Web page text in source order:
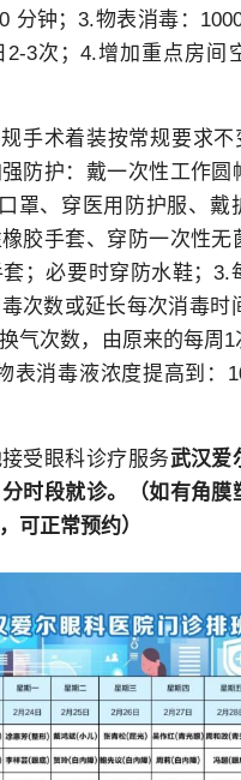
分钟；3.物表消毒：
3次；4.增加重点房间
手术着装按常规要求不
防护：戴一次性工作圆
罩、穿医用防护服、戴
胶手套、穿防一次性无
；必要时穿防水鞋；3.
次数或延长每次消毒时
气次数，由原来的每周1
表消毒液浓度提高到：
受眼科诊疗服务武汉爱
时段就诊。
（如有角
可正常预约）